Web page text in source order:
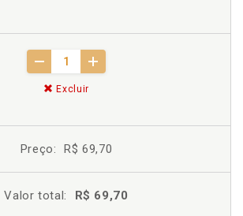
Excluir
Preço: R$ 69,70
Valor total: R$ 69,70